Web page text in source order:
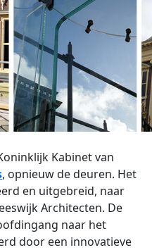
Kabinet van
, opnieuw de deuren. Het
en uitgebreid, naar
Architecten. De
naar het
door een innovatieve